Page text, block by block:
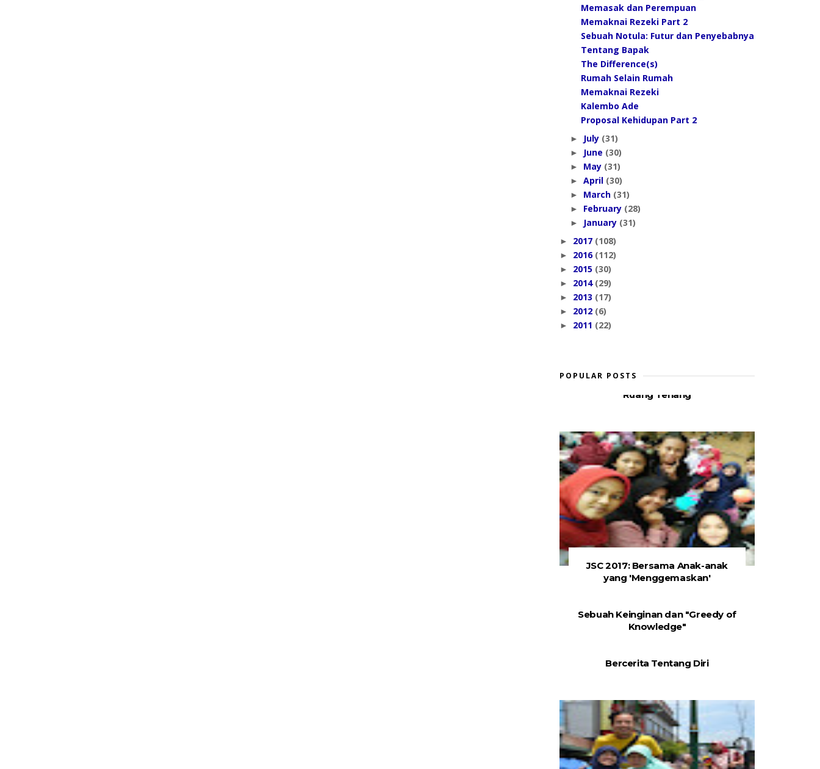
Memasak dan Perempuan
Memaknai Rezeki Part 2
Sebuah Notula: Futur dan Penyebabnya
Tentang Bapak
The Difference(s)
Rumah Selain Rumah
Memaknai Rezeki
Kalembo Ade
Proposal Kehidupan Part 2
► July (31)
► June (30)
► May (31)
► April (30)
► March (31)
► February (28)
► January (31)
► 2017 (108)
► 2016 (112)
► 2015 (30)
► 2014 (29)
► 2013 (17)
► 2012 (6)
► 2011 (22)
POPULAR POSTS
Ruang Tenang
JSC 2017: Bersama Anak-anak
yang 'Menggemaskan'
Sebuah Keinginan dan "Greedy of
Knowledge"
Bercerita Tentang Diri